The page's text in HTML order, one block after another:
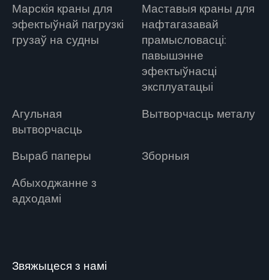
Марскія краны для
эфектыўнай пагрузкі
грузаў на судны
Маставыя краны для
нафтагазавай
прамысловасці:
павышэнне
эфектыўнасці
эксплуатацыі
Агульная
вытворчасць
Вытворчасць металу
Выраб паперы
Зборныя
Абыходжанне з
адходамі
Звяжыцеся з намі